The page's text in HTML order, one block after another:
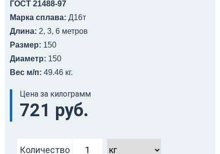
ГОСТ 21488-97
Марка сплава: Д16т
Длина: 2, 3, 6 метров
Размер: 150
Диаметр: 150
Вес м/п: 49.46 кг.
Цена за килограмм
721 руб.
Количество